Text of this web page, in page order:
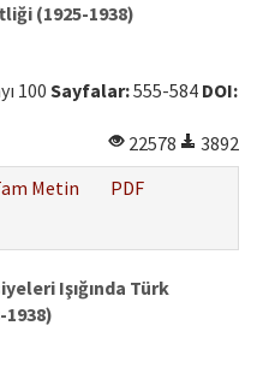
(1925-1938)
100 Sayfalar:555-584 DOI:
22578
3892
Metin
PDF
Işığında Türk
1938)